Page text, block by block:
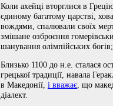
Коли ахейці вторглися в
єдиному багатому царстві,
вождями, спалювали своїх
змішане озброєння
шанування олімпійських
Близько 1100 до н.е. сталася
грецької традиції, навала
в Македонії, і вважає , що
діалект.